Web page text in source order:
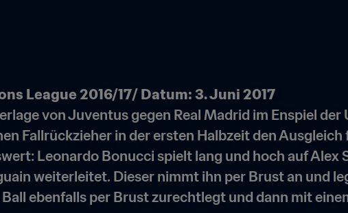
League 2016/17/ Datum: 3. Juni 2017
von Juventus gegen Real Madrid im Enspiel der
Fallrückzieher in der ersten Halbzeit den Ausgleich
Leonardo Bonucci spielt lang und hoch auf Alex
weiterleitet. Dieser nimmt ihn per Brust an und
ebenfalls per Brust zurechtlegt und dann mit